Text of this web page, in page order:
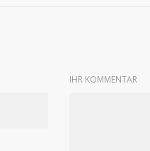
IHR KOMMENTAR